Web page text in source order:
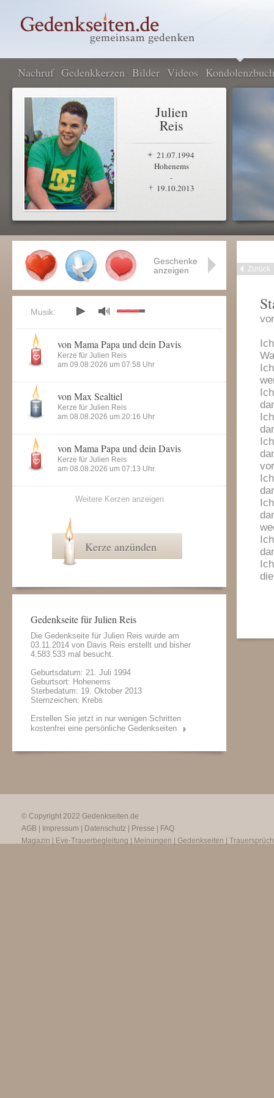
Nachruf Gedenkkerzen Bilder Videos Kondolenzbuch
Julien
Reis
21.07.1994
Hohenems
-
19.10.2013
Zurück
Geschenke
anzeigen
Musik:
von Mama Papa und dein Davis
Kerze für Julien Reis
am 09.08.2026 um 07:58 Uhr
von Max Sealtiel
Kerze für Julien Reis
am 08.08.2026 um 20:16 Uhr
von Mama Papa und dein Davis
Kerze für Julien Reis
am 08.08.2026 um 07:13 Uhr
Weitere Kerzen anzeigen
Kerze anzünden
Gedenkseite für Julien Reis
Die Gedenkseite für Julien Reis wurde am
03.11.2014 von Davis Reis erstellt und bisher
4.583.533 mal besucht.
Geburtsdatum: 21. Juli 1994
Geburtsort: Hohenems
Sterbedatum: 19. Oktober 2013
Sternzeichen: Krebs
Erstellen Sie jetzt in nur wenigen Schritten
kostenfrei eine persönliche Gedenkseiten
© Copyright 2022 Gedenkseiten.de
AGB
Impressum Datenschutz Presse
FAQ
Magazin
Eve-Trauerbegleitung Meinungen Gedenkseiten